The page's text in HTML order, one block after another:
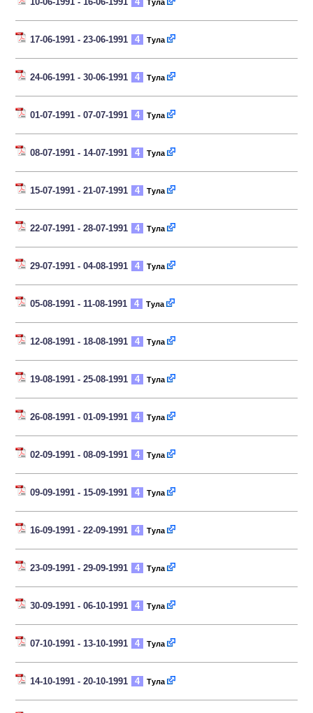
Тула
17-06-1991 - 23-06-1991 4 Тула
24-06-1991 - 30-06-1991 4 Тула
01-07-1991 - 07-07-1991 4 Тула
08-07-1991 - 14-07-1991 4 Тула
15-07-1991 - 21-07-1991 4 Тула
22-07-1991 - 28-07-1991 4 Тула
29-07-1991 - 04-08-1991 4 Тула
05-08-1991 - 11-08-1991 4 Тула
12-08-1991 - 18-08-1991 4 Тула
19-08-1991 - 25-08-1991 4 Тула
26-08-1991 - 01-09-1991 4 Тула
02-09-1991 - 08-09-1991 4 Тула
09-09-1991 - 15-09-1991 4 Тула
16-09-1991 - 22-09-1991 4 Тула
23-09-1991 - 29-09-1991 4 Тула
30-09-1991 - 06-10-1991 4 Тула
07-10-1991 - 13-10-1991 4 Тула
14-10-1991 - 20-10-1991 4 Тула